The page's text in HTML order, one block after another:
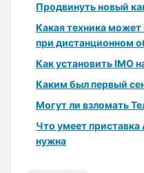
Продвинуть новый
Какая техника может
при дистанционном
Как установить IMO
Каким был первый
Могут ли взломать
Что умеет приставка
нужна